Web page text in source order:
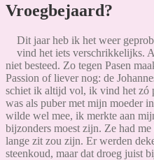
Vroegbejaard?
Dit jaar heb ik het weer
vind het iets verschrikkelijks.
niet besteed. Zo tegen Pasen
Passion of liever nog: de
schiet ik altijd vol, ik vind het zó
was als puber met mijn moeder
wilde wel mee, ik merkte aan
bijzonders moest zijn. Ze had
lange zit zou zijn. Er werden
steenkoud, maar dat droeg juist